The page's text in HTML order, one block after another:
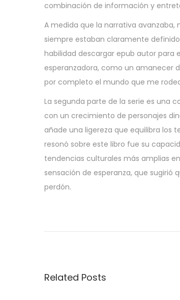
combinación de información y
A medida que la narrativa
siempre estaban claramente
habilidad descargar epub autor para
esperanzadora, como un amanecer
por completo el mundo que me
La segunda parte de la serie es una
con un crecimiento de personajes
añade una ligereza que equilibra los
resonó sobre este libro fue su
tendencias culturales más amplias
sensación de esperanza, que sugirió
perdón.
e
Related Posts